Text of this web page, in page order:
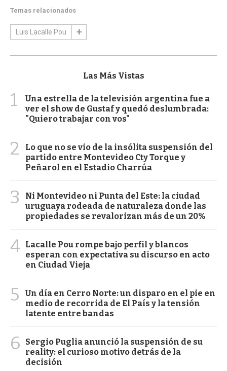
Temas relacionados
Luis Lacalle Pou
Las Más Vistas
1
Una estrella de la televisión argentina fue a
ver el show de Gustaf y quedó deslumbrada:
"Quiero trabajar con vos"
2
Lo que no se vio de la insólita suspensión del
partido entre Montevideo Cty Torque y
Peñarol en el Estadio Charrúa
3
Ni Montevideo ni Punta del Este: la ciudad
uruguaya rodeada de naturaleza donde las
propiedades se revalorizan más de un 20%
4 Lacalle Pou rompe bajo perfil y blancos
esperan con expectativa su discurso en acto
en Ciudad Vieja
5
Un día en Cerro Norte: un disparo en el pie en
medio de recorrida de El País y la tensión
latente entre bandas
6
Sergio Puglia anunció la suspensión de su
reality: el curioso motivo detrás de la
decisión